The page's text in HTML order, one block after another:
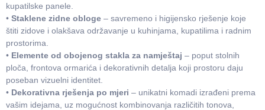
kupatilske panele.
• Staklene zidne obloge – savremeno i higijensko rješenje koje
štiti zidove i olakšava održavanje u kuhinjama, kupatilima i radnim
prostorima.
• Elemente od obojenog stakla za namještaj – poput stolnih
ploča, frontova ormarića i dekorativnih detalja koji prostoru daju
poseban vizuelni identitet.
• Dekorativna rješenja po mjeri – unikatni komadi izrađeni prema
vašim idejama, uz mogućnost kombinovanja različitih tonova,